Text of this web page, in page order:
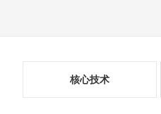
核心技术